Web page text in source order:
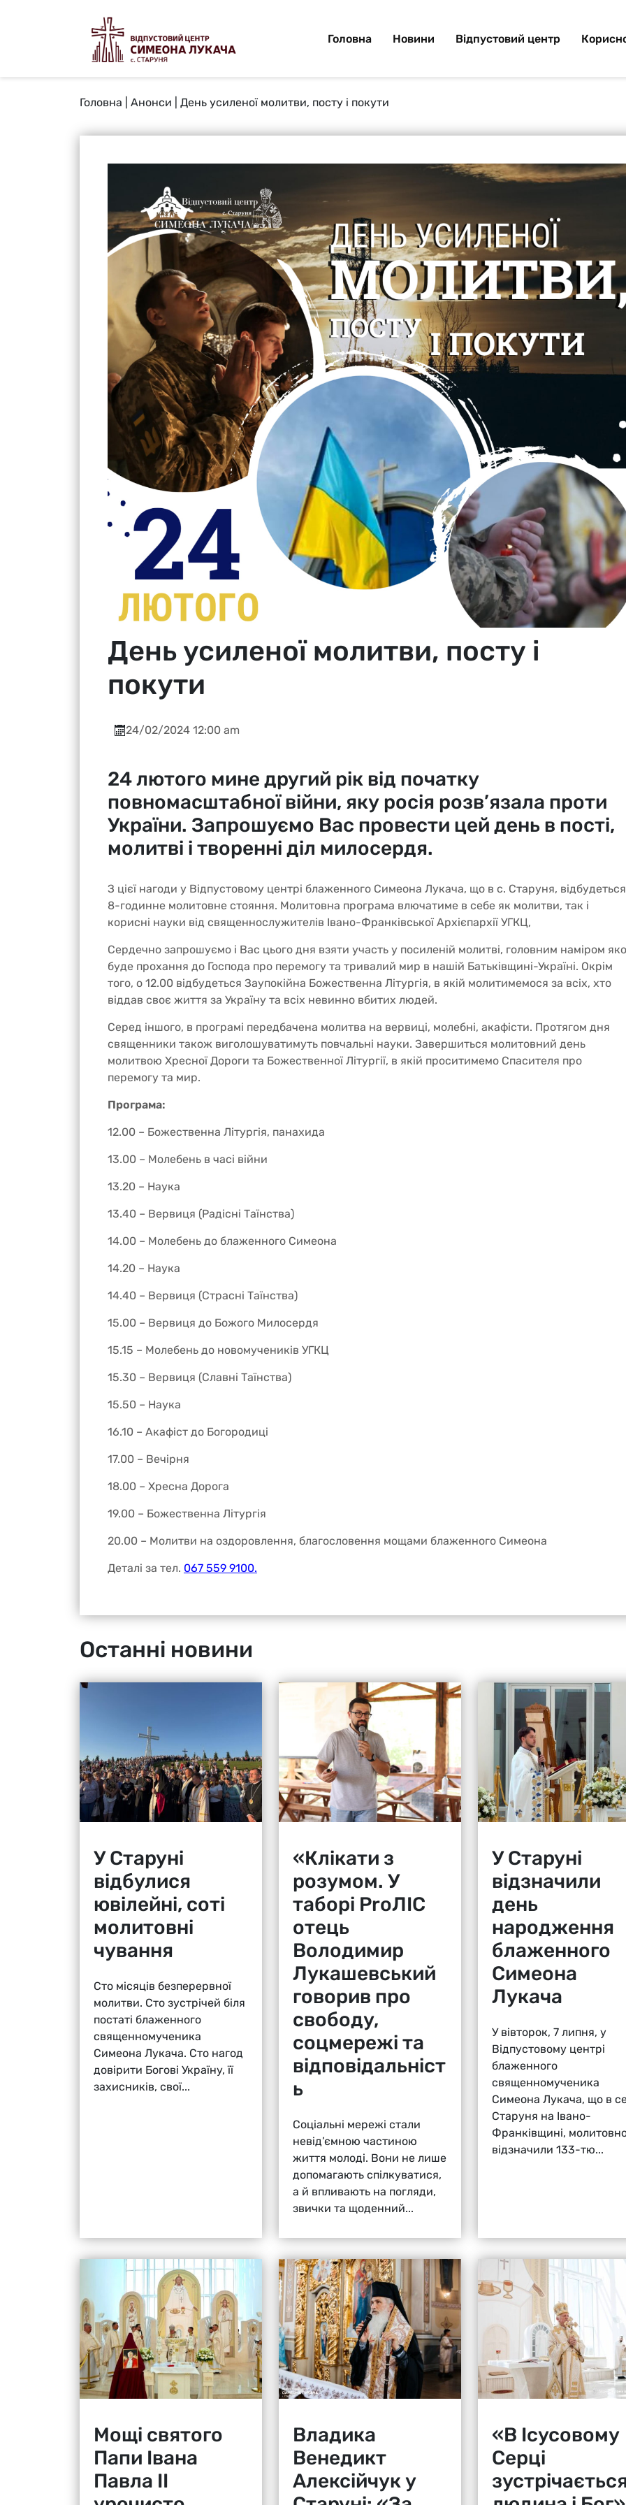
Головна Новини Відпустовий центр
Головна Анонси День усиленої молитви, посту і покути
День усиленої молитви, посту і
покути
24/02/2024 12:00 am
24 лютого мине другий рік від початку
повномасштабної війни, яку росія розв’язала проти
України. Запрошуємо Вас провести цей день в пості,
молитві і творенні діл милосердя.
З цієї нагоди у Відпустовому центрі блаженного Симеона Лукача, що в с. Старуня, відбудеться
8-годинне молитовне стояння. Молитовна програма влючатиме в себе як молитви, так і
корисні науки від священнослужителів Івано-Франківської Архієпархії УГКЦ,
Сердечно запрошуємо і Вас цього дня взяти участь у посиленій молитві, головним наміром
буде прохання до Господа про перемогу та тривалий мир в нашій Батьківщині-Україні. Окрім
того, о 12.00 відбудеться Заупокійна Божественна Літургія, в якій молитимемося за всіх, хто
віддав своє життя за Україну та всіх невинно вбитих людей.
Серед іншого, в програмі передбачена молитва на вервиці, молебні, акафісти. Протягом дня
священники також виголошуватимуть повчальні науки. Завершиться молитовний день
молитвою Хресної Дороги та Божественної Літургії, в якій проситимемо Спасителя про
перемогу та мир.
Програма:
12.00 – Божественна Літургія, панахида
13.00 – Молебень в часі війни
13.20 – Наука
13.40 – Вервиця (Радісні Таїнства)
14.00 – Молебень до блаженного Симеона
14.20 – Наука
14.40 – Вервиця (Страсні Таїнства)
15.00 – Вервиця до Божого Милосердя
15.15 – Молебень до новомучеників УГКЦ
15.30 – Вервиця (Славні Таїнства)
15.50 – Наука
16.10 – Акафіст до Богородиці
17.00 – Вечірня
18.00 – Хресна Дорога
19.00 – Божественна Літургія
20.00 – Молитви на оздоровлення, благословення мощами блаженного Симеона
Деталі за тел. 067 559 9100.
Останні новини
У Старуні
відбулися
ювілейні, соті
молитовні
чування
Сто місяців безперервної
молитви. Сто зустрічей біля
постаті блаженного
священномученика
Симеона Лукача. Сто нагод
довірити Богові Україну, її
захисників, свої...
«Клікати з
розумом. У
таборі ProЛІС
отець
Володимир
Лукашевський
говорив про
свободу,
соцмережі та
відповідальніст
ь
Соціальні мережі стали
невід’ємною частиною
життя молоді. Вони не лише
допомагають спілкуватися,
а й впливають на погляди,
звички та щоденний...
У Старуні
відзначили
день
народження
блаженного
Симеона
Лукача
У вівторок, 7 липня, у
Відпустовому центрі
блаженного
священномученика
Симеона Лукача, що в
Старуня на Івано-
Франківщині,
відзначили 133-тю...
Мощі святого
Папи Івана
Павла ІІ
Владика
Венедикт
Алексійчук у
«В Ісусовому
Серці